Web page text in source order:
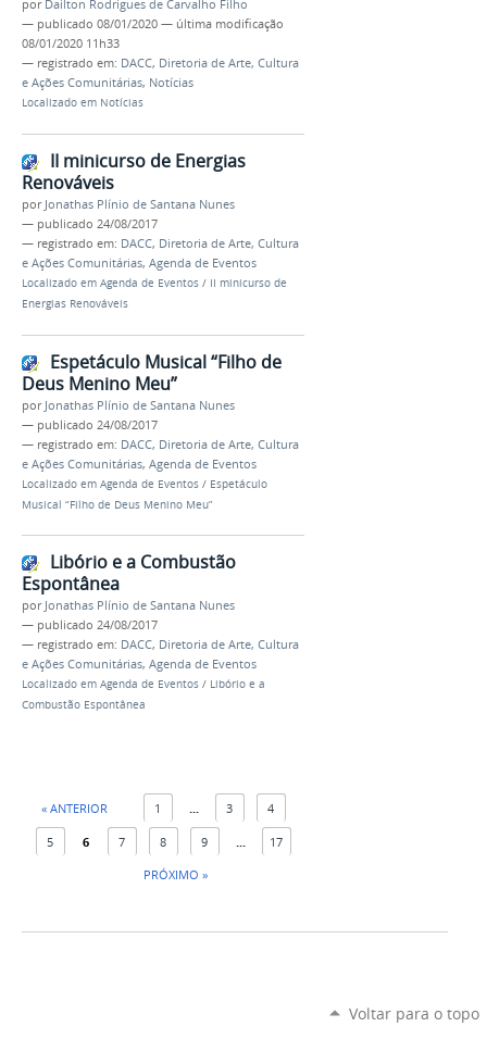
por Dailton Rodrigues de Carvalho Filho
— publicado 08/01/2020 — última modificação
08/01/2020 11h33
— registrado em: DACC, Diretoria de Arte, Cultura
e Ações Comunitárias, Notícias
Localizado em Notícias
II minicurso de Energias
Renováveis
por Jonathas Plínio de Santana Nunes
— publicado 24/08/2017
— registrado em: DACC, Diretoria de Arte, Cultura
e Ações Comunitárias, Agenda de Eventos
Localizado em Agenda de Eventos / II minicurso de
Energias Renováveis
Espetáculo Musical “Filho de
Deus Menino Meu”
por Jonathas Plínio de Santana Nunes
— publicado 24/08/2017
— registrado em: DACC, Diretoria de Arte, Cultura
e Ações Comunitárias, Agenda de Eventos
Localizado em Agenda de Eventos / Espetáculo
Musical “Filho de Deus Menino Meu”
Libório e a Combustão
Espontânea
por Jonathas Plínio de Santana Nunes
— publicado 24/08/2017
— registrado em: DACC, Diretoria de Arte, Cultura
e Ações Comunitárias, Agenda de Eventos
Localizado em Agenda de Eventos / Libório e a
Combustão Espontânea
« ANTERIOR 1 ... 3 4
5 6 7 8 9 ...
17
PRÓXIMO »
Voltar para o topo